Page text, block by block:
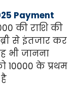
Payment
की राशि की
से इंतजार कर
भी जानना
10000 के प्रथम